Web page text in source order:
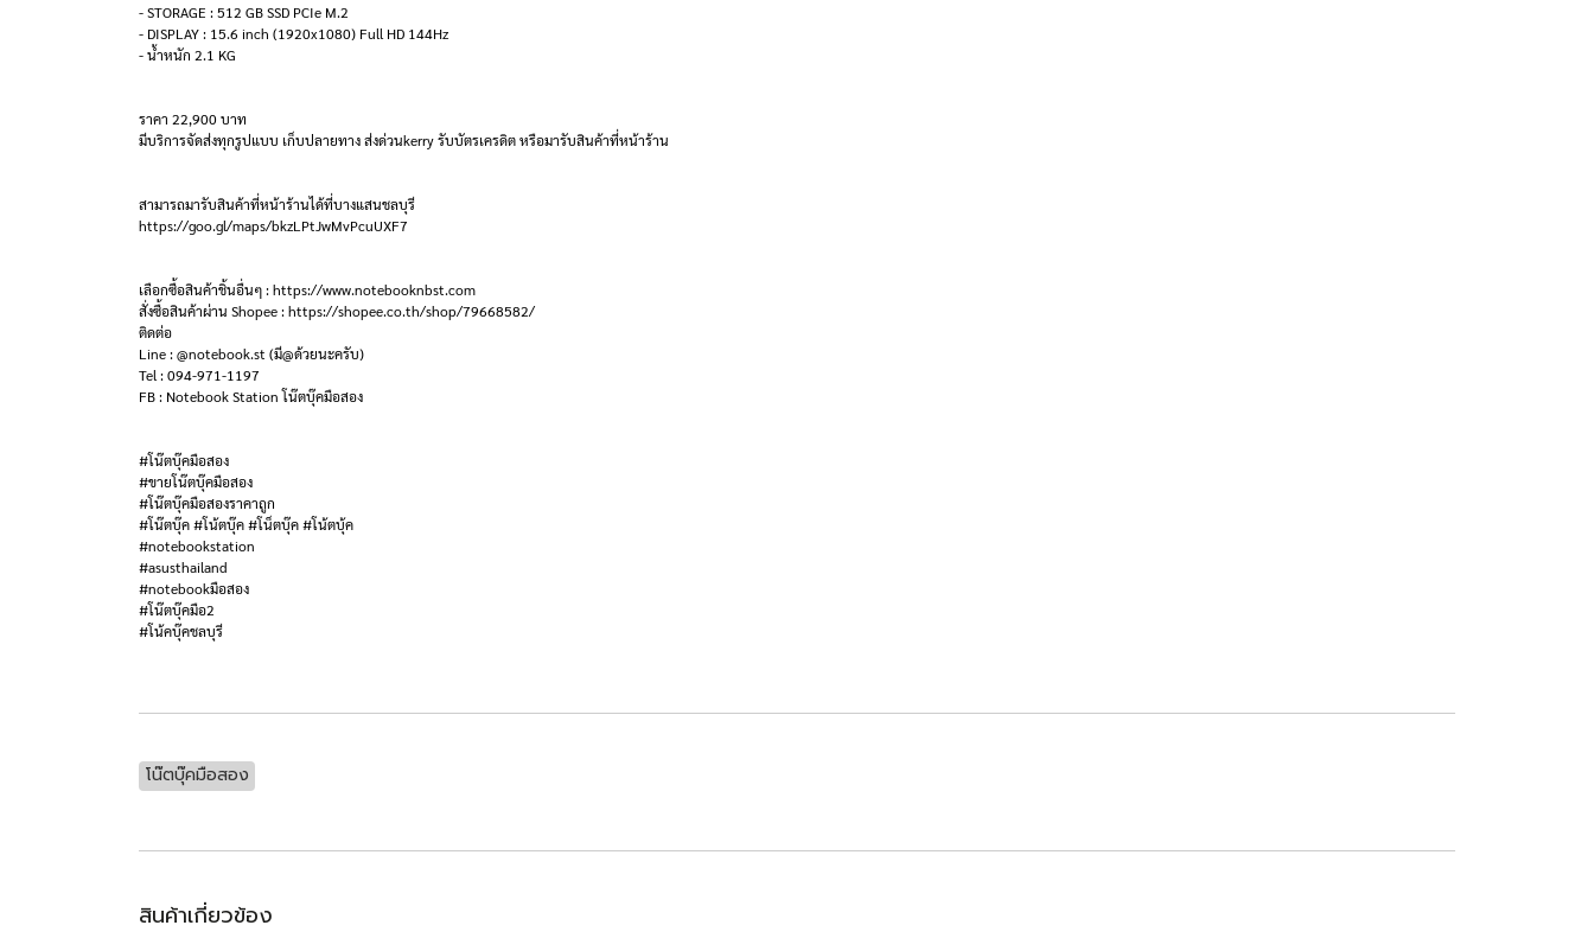
- STORAGE : 512 GB SSD PCIe M.2
- DISPLAY : 15.6 inch (1920x1080) Full HD 144Hz
- น้ำหนัก 2.1 KG
ราคา 22,900 บาท
มีบริการจัดส่งทุกรูปแบบ เก็บปลายทาง ส่งด่วนkerry รับบัตรเครดิต หรือมารับสินค้าที่หน้าร้าน
สามารถมารับสินค้าที่หน้าร้านได้ที่บางแสนชลบุรี
https://goo.gl/maps/bkzLPtJwMvPcuUXF7
เลือกซื้อสินค้าชิ้นอื่นๆ : https://www.notebooknbst.com
สั่งซื้อสินค้าผ่าน Shopee : https://shopee.co.th/shop/79668582/
ติดต่อ
Line : @notebook.st (มี@ด้วยนะครับ)
Tel : 094-971-1197
FB : Notebook Station โน๊ตบุ๊คมือสอง
#โน๊ตบุ๊คมือสอง
#ขายโน๊ตบุ๊คมือสอง
#โน๊ตบุ๊คมือสองราคาถูก
#โน๊ตบุ๊ค #โน้ตบุ๊ค #โน็ตบุ๊ค #โน้ตบุ้ค
#notebookstation
#asusthailand
#notebookมือสอง
#โน๊ตบุ๊คมือ2
#โน้คบุ๊คชลบุรี
โน๊ตบุ๊คมือสอง
สินค้าเกี่ยวข้อง